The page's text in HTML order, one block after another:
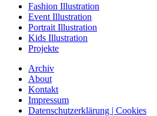
Fashion Illustration
Event Illustration
Portrait Illustration
Kids Illustration
Projekte
Archiv
About
Kontakt
Impressum
Datenschutzerklärung | Cookies